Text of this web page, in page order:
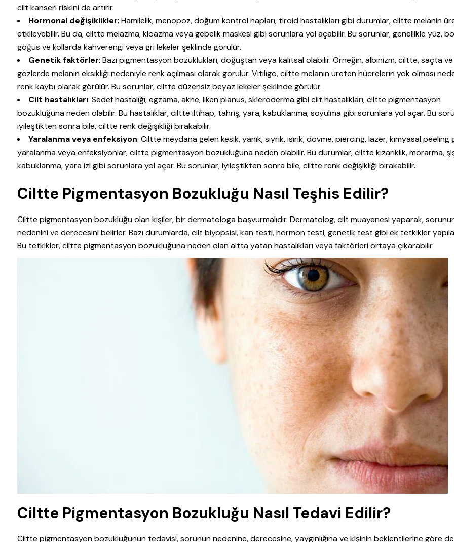
cilt kanseri riskini de artırır.
Hormonal değişiklikler: Hamilelik, menopoz, doğum kontrol hapları, tiroid hastalıkları gibi durumlar, ciltte melanin
etkileyebilir. Bu da, ciltte melazma, kloazma veya gebelik maskesi gibi sorunlara yol açabilir. Bu sorunlar, genellikle yüz,
göğüs ve kollarda kahverengi veya gri lekeler şeklinde görülür.
Genetik faktörler: Bazı pigmentasyon bozuklukları, doğuştan veya kalıtsal olabilir. Örneğin, albinizm, ciltte, saçta ve
gözlerde melanin eksikliği nedeniyle renk açılması olarak görülür. Vitiligo, ciltte melanin üreten hücrelerin yok olması
renk kaybı olarak görülür. Bu sorunlar, ciltte düzensiz beyaz lekeler şeklinde görülür.
Cilt hastalıkları: Sedef hastalığı, egzama, akne, liken planus, skleroderma gibi cilt hastalıkları, ciltte pigmentasyon
bozukluğuna neden olabilir. Bu hastalıklar, ciltte iltihap, tahriş, yara, kabuklanma, soyulma gibi sorunlara yol açar. Bu
iyileştikten sonra bile, ciltte renk değişikliği bırakabilir.
Yaralanma veya enfeksiyon: Ciltte meydana gelen kesik, yanık, sıyrık, ısırık, dövme, piercing, lazer, kimyasal peeling
yaralanma veya enfeksiyonlar, ciltte pigmentasyon bozukluğuna neden olabilir. Bu durumlar, ciltte kızarıklık, morarma,
kabuklanma, yara izi gibi sorunlara yol açar. Bu sorunlar, iyileştikten sonra bile, ciltte renk değişikliği bırakabilir.
Ciltte Pigmentasyon Bozukluğu Nasıl Teşhis Edilir?
Ciltte pigmentasyon bozukluğu olan kişiler, bir dermatologa başvurmalıdır. Dermatolog, cilt muayenesi yaparak,
nedenini ve derecesini belirler. Bazı durumlarda, cilt biyopsisi, kan testi, hormon testi, genetik test gibi ek tetkikler
Bu tetkikler, ciltte pigmentasyon bozukluğuna neden olan altta yatan hastalıkları veya faktörleri ortaya çıkarabilir.
Ciltte Pigmentasyon Bozukluğu Nasıl Tedavi Edilir?
Ciltte pigmentasyon bozukluğunun tedavisi, sorunun nedenine, derecesine, yaygınlığına ve kişinin beklentilerine göre